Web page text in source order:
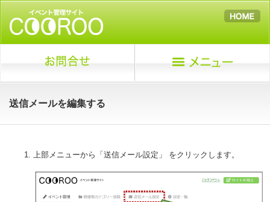
送信メールを編集する
上部メニューから「送信メール設定」 をクリックします。